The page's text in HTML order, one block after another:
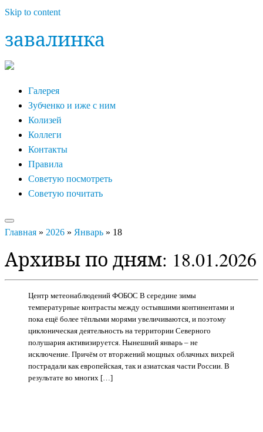
Skip to content
завалинка
Галерея
Зубченко и иже с ним
Колизей
Коллеги
Контакты
Правила
Советую посмотреть
Советую почитать
Главная » 2026 » Январь » 18
Архивы по дням: 18.01.2026
Центр метеонаблюдений ФОБОС В середине зимы
температурные контрасты между остывшими континентами и
пока ещё более тёплыми морями увеличиваются, и поэтому
циклоническая деятельность на территории Северного
полушария активизируется. Нынешний январь – не
исключение. Причём от вторжений мощных облачных вихрей
пострадали как европейская, так и азиатская части России. В
результате во многих […]